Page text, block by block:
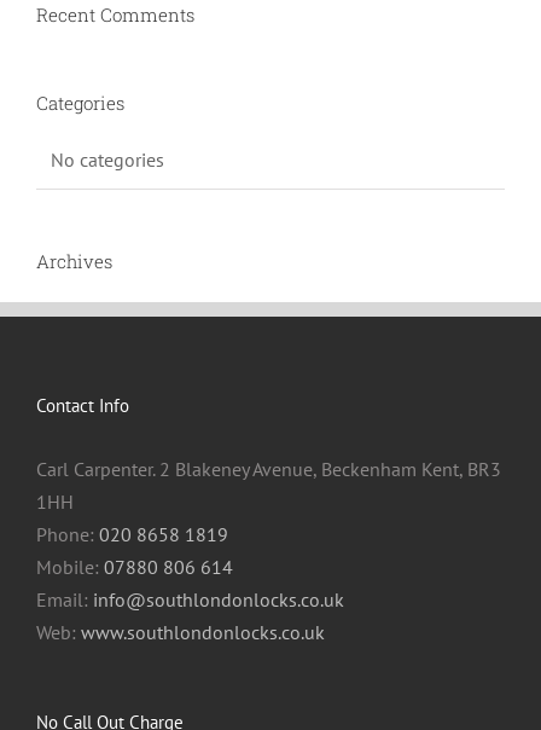
Recent Comments
Categories
No categories
Archives
Contact Info
Carl Carpenter. 2 Blakeney Avenue, Beckenham Kent, BR3
1HH
Phone: 020 8658 1819
Mobile: 07880 806 614
Email: info@southlondonlocks.co.uk
Web: www.southlondonlocks.co.uk
No Call Out Charge